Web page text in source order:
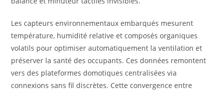
Les capteurs environnementaux embarqués mesurent
température, humidité relative et composés organiques
volatils pour optimiser automatiquement la ventilation et
préserver la santé des occupants. Ces données remontent
vers des plateformes domotiques centralisées via
connexions sans fil discrètes. Cette convergence entre